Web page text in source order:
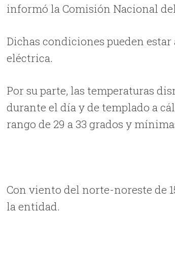
informó la Comisión Nacional
Dichas condiciones pueden
eléctrica.
Por su parte, las temperaturas
durante el día y de templado a
rango de 29 a 33 grados y
Con viento del norte-noreste de
la entidad.